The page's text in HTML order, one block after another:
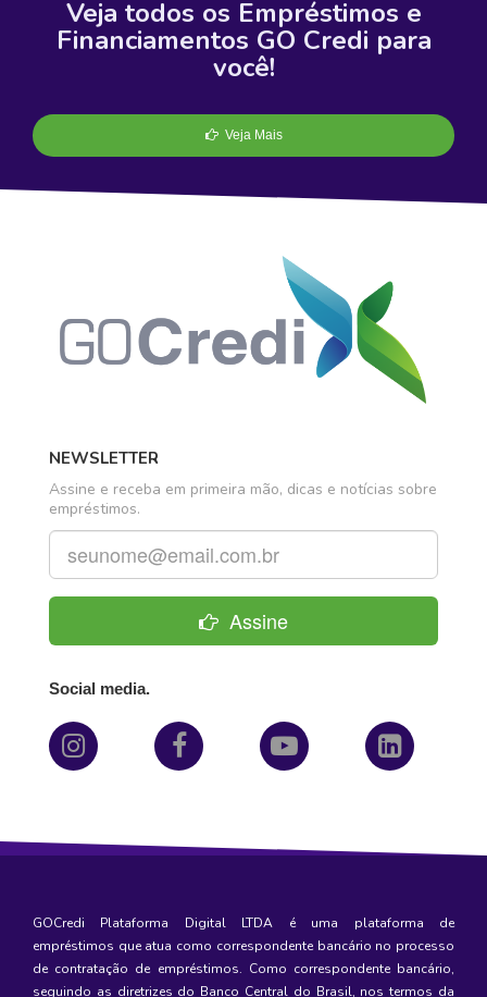
Veja todos os Empréstimos e
Financiamentos GO Credi para
você!
Veja Mais
NEWSLETTER
Assine e receba em primeira mão, dicas e notícias sobre
empréstimos.
Assine
Social media.
GOCredi Plataforma Digital LTDA é uma plataforma de
empréstimos que atua como correspondente bancário no processo
de contratação de empréstimos. Como correspondente bancário,
seguindo as diretrizes do Banco Central do Brasil, nos termos da